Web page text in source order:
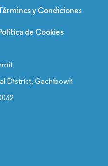
y Condiciones
de Cookies
District, Gachibowli